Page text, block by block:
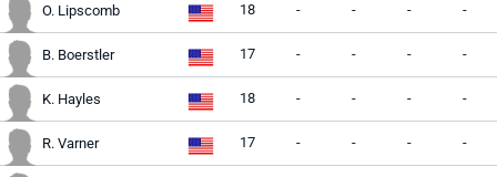
O. Lipscomb 18 - - - -
B. Boerstler 17 - - - -
K. Hayles 18 - - - -
R. Varner 17 - - - -